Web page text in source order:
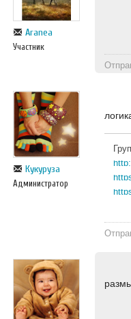
Aranea
Участник
Кукуруза
Администратор